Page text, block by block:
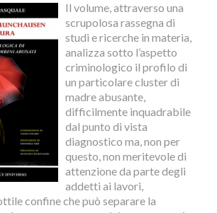
Il volume, attraverso una
scrupolosa rassegna di
studi e ricerche in materia,
analizza sotto l’aspetto
criminologico il profilo di
un particolare cluster di
madre abusante,
difficilmente inquadrabile
dal punto di vista
diagnostico ma, non per
questo, non meritevole di
attenzione da parte degli
addetti ai lavori,
confine che può separare la